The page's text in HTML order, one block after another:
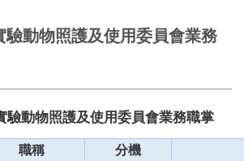
驗動物照護及使用委員會業務
驗動物照護及使用委員會業務職掌
職稱 分機